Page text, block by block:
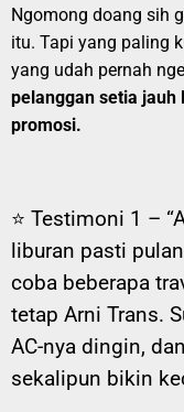
Ngomong doang sih
itu. Tapi yang paling
yang udah pernah
pelanggan setia
promosi.
⭐ Testimoni 1 –
liburan pasti
coba beberapa
tetap Arni Trans.
AC-nya dingin,
sekalipun bikin